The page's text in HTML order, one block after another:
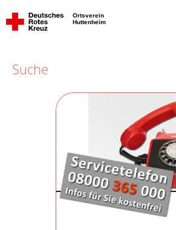
Ortsverein
Huttenheim
Suche